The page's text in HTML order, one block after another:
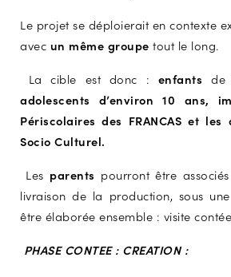
Le projet se déploierait en contexte
avec un même groupe tout le long.
La cible est donc : enfants
adolescents d’environ 10 ans,
Périscolaires des FRANCAS et
Socio Culturel.
Les parents pourront être
livraison de la production, sous
être élaborée ensemble : visite
PHASE CONTEE : CREATION :